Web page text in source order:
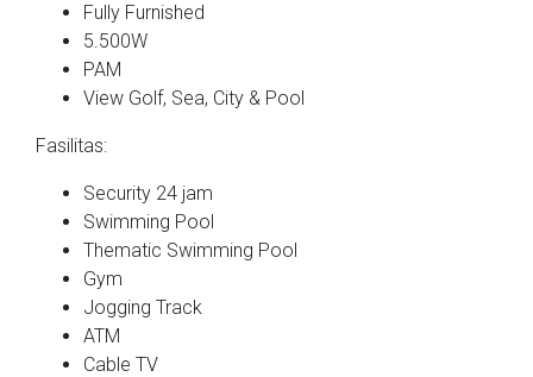
Fully Furnished
5.500W
PAM
View Golf, Sea, City & Pool
Fasilitas:
Security 24 jam
Swimming Pool
Thematic Swimming Pool
Gym
Jogging Track
ATM
Cable TV